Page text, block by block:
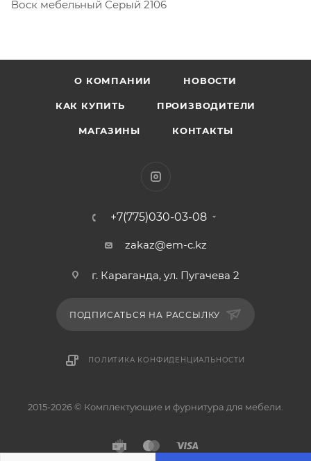
Воск мебельный Серый 2106
О КОМПАНИИ НОВОСТИ
КАК КУПИТЬ ПРОИЗВОДИТЕЛИ
МАГАЗИНЫ КОНТАКТЫ
+7(775)030-03-08
zakaz@em-c.kz
г. Караганда, ул. Пугачева 2
ПОДПИСАТЬСЯ НА РАССЫЛКУ
ПОЛИТИКА КОНФИДЕНЦИАЛЬНОСТИ
2015-2026 © Комплектующие и фурнитура для мебели.